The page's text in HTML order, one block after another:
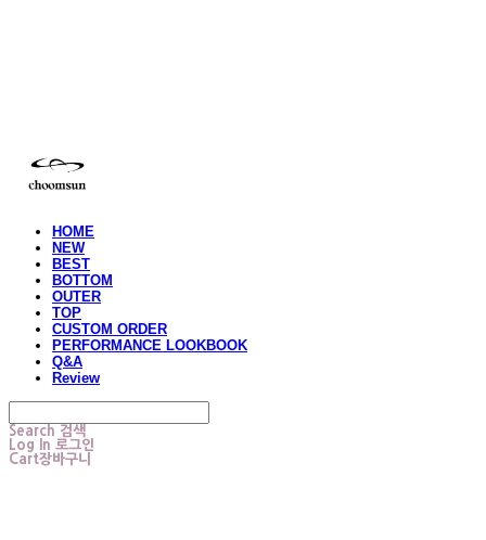
HOME
NEW
BEST
BOTTOM
OUTER
TOP
CUSTOM ORDER
PERFORMANCE LOOKBOOK
Q&A
Review
Search 검색
Log In 로그인
Cart장바구니